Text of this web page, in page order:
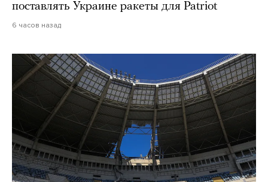
поставлять Украине ракеты для Patriot
6 часов назад